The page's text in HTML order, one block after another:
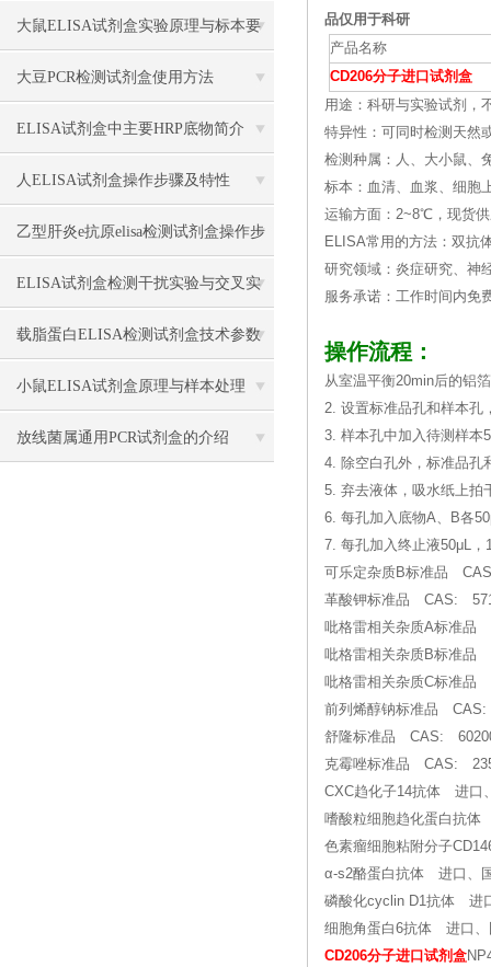
大鼠ELISA试剂盒实验原理与标本要
求
大豆PCR检测试剂盒使用方法
ELISA试剂盒中主要HRP底物简介
人ELISA试剂盒操作步骤及特性
乙型肝炎e抗原elisa检测试剂盒操作步
骤
ELISA试剂盒检测干扰实验与交叉实
验应用
载脂蛋白ELISA检测试剂盒技术参数
小鼠ELISA试剂盒原理与样本处理
放线菌属通用PCR试剂盒的介绍
品仅用于科研
产品名称
CD206分子进口试剂盒
用途：科研与实验试剂，
特异性：可同时检测天然
检测种属：人、大小鼠、
标本：血清、血浆、细胞
运输方面：2~8℃，现货
ELISA常用的方法：双抗
研究领域：炎症研究、神
服务承诺：工作时间内免
操作流程：
从室温平衡20min后的铝
2. 设置标准品孔和样本孔
3. 样本孔中加入待测样本
4. 除空白孔外，标准品孔
5. 弃去液体，吸水纸上拍
6. 每孔加入底物A、B各
7. 每孔加入终止液50μL
可乐定杂质B标准品
革酸钾标准品 CAS:
吡格雷相关杂质A标准
吡格雷相关杂质B标准
吡格雷相关杂质C标准
前列烯醇钠标准品
舒隆标准品 CAS:
克霉唑标准品 CAS:
CXC趋化子14抗体 进口
嗜酸粒细胞趋化蛋白抗
色素瘤细胞粘附分子
α-s2酪蛋白抗体 进口、
磷酸化cyclin D1抗体 进
细胞角蛋白6抗体 进口、
CD206分子进口试剂盒